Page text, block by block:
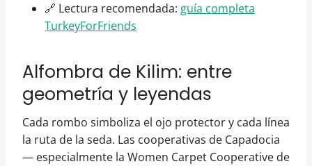
🔗 Lectura recomendada: guía completa
TurkeyForFriends
Alfombra de Kilim: entre
geometría y leyendas
Cada rombo simboliza el ojo protector y cada línea
la ruta de la seda. Las cooperativas de Capadocia
— especialmente la Women Carpet Cooperative de